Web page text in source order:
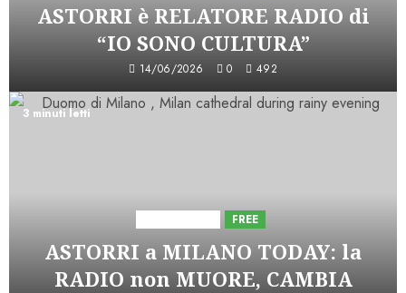
ASTORRI è RELATORE RADIO di
“IO SONO CULTURA”
14/06/2026 0 492
3 minuti letti
FREE
ASTORRI a MILANO TODAY: la
RADIO non MUORE, CAMBIA